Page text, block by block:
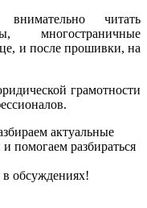
читать
многостраничные
и после прошивки, на
грамотности
актуальные
помогаем разбираться
в обсуждениях!